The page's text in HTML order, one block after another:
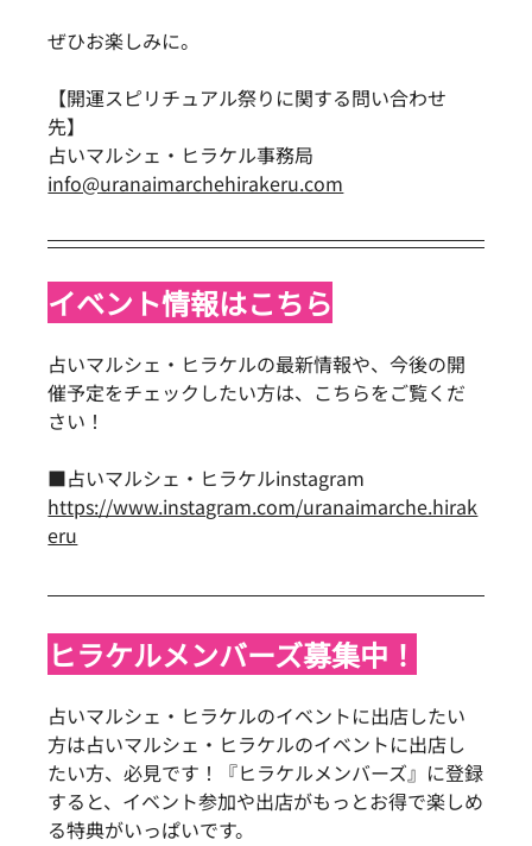
ぜひお楽しみに。
【開運スピリチュアル祭りに関する問い合わせ
先】
占いマルシェ・ヒラケル事務局
info@uranaimarchehirakeru.com
イベント情報はこちら
占いマルシェ・ヒラケルの最新情報や、今後の開
催予定をチェックしたい方は、こちらをご覧くだ
さい！
■占いマルシェ・ヒラケルinstagram
https://www.instagram.com/uranaimarche.hirak
eru
ヒラケルメンバーズ募集中！
占いマルシェ・ヒラケルのイベントに出店したい
方は占いマルシェ・ヒラケルのイベントに出店し
たい方、必見です！『ヒラケルメンバーズ』に登録
すると、イベント参加や出店がもっとお得で楽しめ
る特典がいっぱいです。